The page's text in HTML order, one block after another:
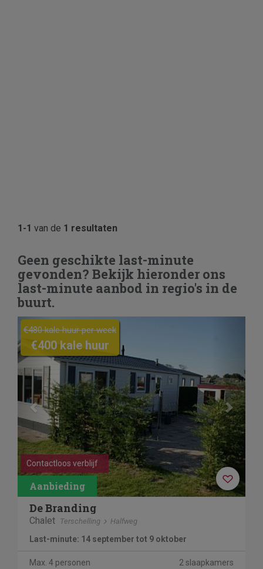
1-1 van de 1 resultaten
Geen geschikte last-minute
gevonden? Bekijk hieronder ons
last-minute aanbod in regio's in de
buurt.
Previous
Contactloos verblijf
€480 kale huur per week
€400 kale huur
De Branding
Chalet Terschelling Halfweg
Last-minute: 14 september tot 9 oktober
Max. 4 personen 2 slaapkamers